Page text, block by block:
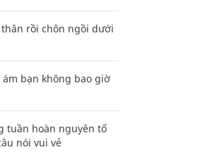
rồi chôn ngồi dưới
bạn không bao giờ
tuần hoàn nguyên tố
nói vui vẻ